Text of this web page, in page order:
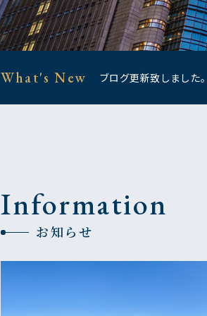
What's New ブログ更新致しました
Information
お知らせ